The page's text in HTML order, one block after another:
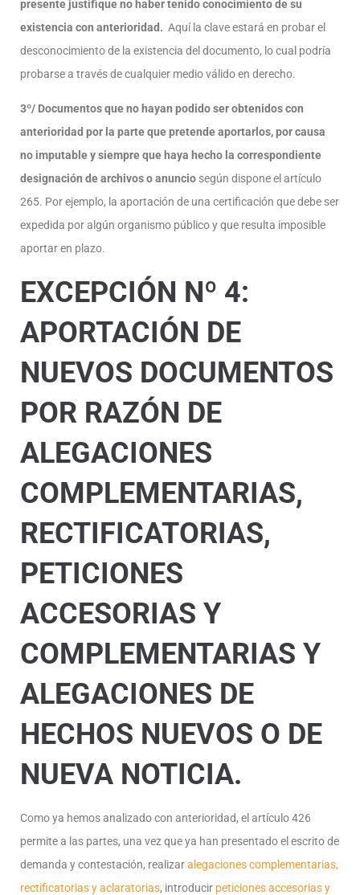
presente justifique no haber tenido conocimiento de su
existencia con anterioridad. Aquí la clave estará en probar el
desconocimiento de la existencia del documento, lo cual podría
probarse a través de cualquier medio válido en derecho.
3º/ Documentos que no hayan podido ser obtenidos con
anterioridad por la parte que pretende aportarlos, por causa
no imputable y siempre que haya hecho la correspondiente
designación de archivos o anuncio según dispone el artículo
265. Por ejemplo, la aportación de una certificación que debe ser
expedida por algún organismo público y que resulta imposible
aportar en plazo.
EXCEPCIÓN Nº 4:
APORTACIÓN DE
NUEVOS DOCUMENTOS
POR RAZÓN DE
ALEGACIONES
COMPLEMENTARIAS,
RECTIFICATORIAS,
PETICIONES
ACCESORIAS Y
COMPLEMENTARIAS Y
ALEGACIONES DE
HECHOS NUEVOS O DE
NUEVA NOTICIA.
Como ya hemos analizado con anterioridad, el artículo 426
permite a las partes, una vez que ya han presentado el escrito de
demanda y contestación, realizaralegaciones complementarias,
rectificatorias y aclaratorias, introducir peticiones accesorias y